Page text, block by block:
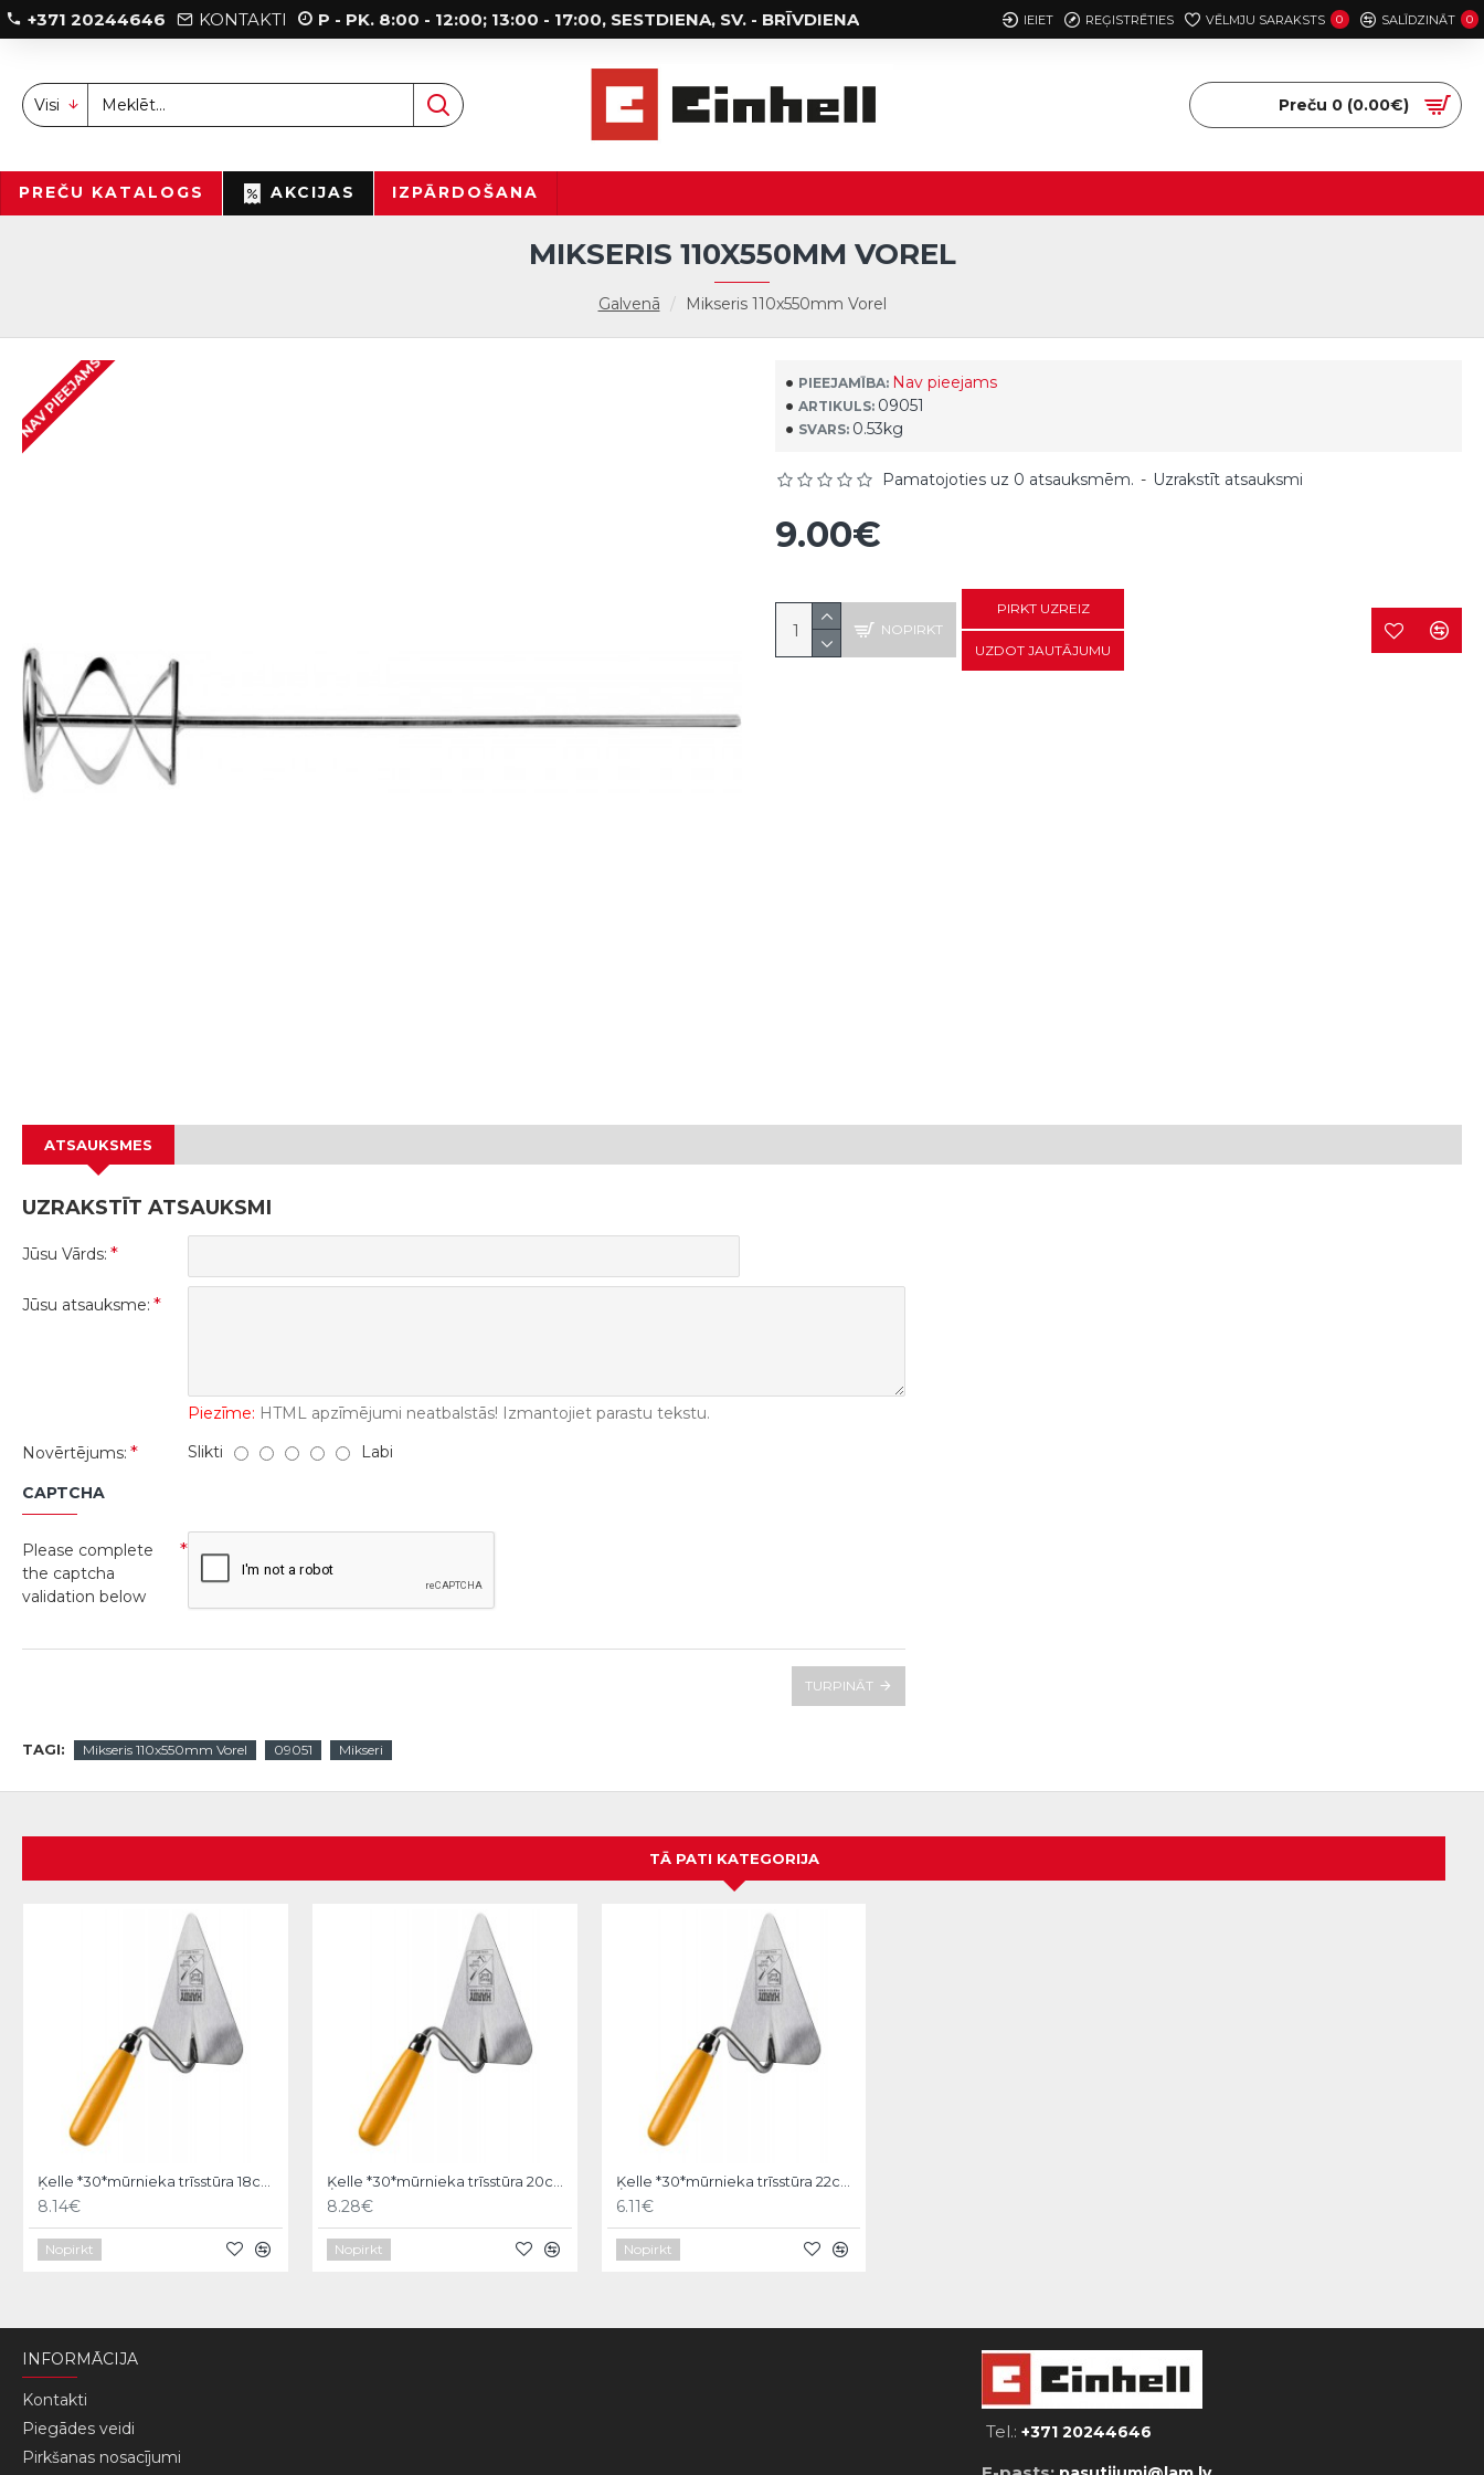
+371 20244646 KONTAKTI P - PK. 8:00 - 12:00; 13:00 - 17:00, SESTDIENA, SV. - BRĪVDIENA IEIET REĢISTRĒTIES VĒLMJU SARAKSTS 0 SALĪDZINĀT 0
Visi Preču 0 (0.00€)
PREČU KATALOGS AKCIJAS IZPĀRDOŠANA
Galvenā Mikseris 110x550mm Vorel
MIKSERIS 110X550MM VOREL
NAV PIEEJAMS PIEEJAMĪBA: Nav pieejams
ARTIKULS: 09051
SVARS: 0.53kg
Pamatojoties uz 0 atsauksmēm. - Uzrakstīt atsauksmi
9.00€
NOPIRKT
PIRKT UZREIZ
UZDOT JAUTĀJUMU
ATSAUKSMES
UZRAKSTĪT ATSAUKSMI
Jūsu Vārds:
Jūsu atsauksme:
Piezīme: HTML apzīmējumi neatbalstās! Izmantojiet parastu tekstu.
Novērtējums:
Slikti Labi
CAPTCHA
Please complete
the captcha
validation below
TURPINĀT
TAGI: Mikseris 110x550mm Vorel 09051 Mikseri
TĀ PATI KATEGORIJA
8.14€
Nopirkt
8.28€
Nopirkt
6.11€
Nopirkt
INFORMĀCIJA
Kontakti
Piegādes veidi
Pirkšanas nosacījumi
Tel.:+371 20244646